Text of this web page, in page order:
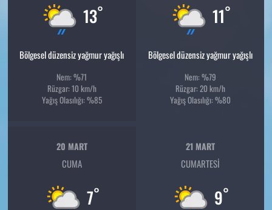
13°
Bölgesel düzensiz yağmur yağışlı
Nem: %71
Rüzgar: 10 km/h
Yağış Olasılığı: %85
11°
Bölgesel düzensiz yağmur yağışlı
Nem: %79
Rüzgar: 20 km/h
Yağış Olasılığı: %80
20 MART
CUMA
7°
21 MART
CUMARTESI
9°